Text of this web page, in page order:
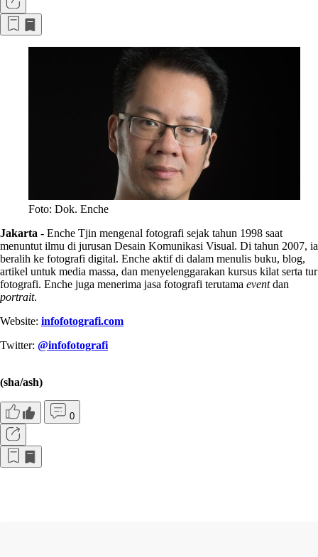
Foto: Dok. Enche
Jakarta - Enche Tjin mengenal fotografi sejak tahun 1998 saat
menuntut ilmu di jurusan Desain Komunikasi Visual. Di tahun 2007, ia
beralih ke fotografi digital. Enche aktif di dalam menulis buku, blog,
artikel untuk media massa, dan menyelenggarakan kursus kilat serta tur
fotografi. Enche juga menerima jasa fotografi terutama eventdan
portrait.
Website: infofotografi.com
Twitter: @infofotografi
(sha/ash)
0